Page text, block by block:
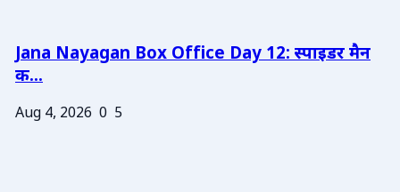
Jana Nayagan Box Office Day 12: स्पाइडर मैन
क...
Aug 4, 2026 0 5